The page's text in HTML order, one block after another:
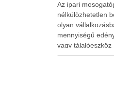
Az ipari
nélkülözhetetlen
olyan
mennyiségű
vagy tálalóeszköz
használatba.